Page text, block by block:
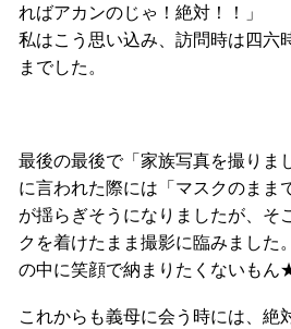
ればアカンのじゃ！絶対！！」
私はこう思い込み、訪問時は四六
までした。
最後の最後で「家族写真を撮りま
に言われた際には「マスクのまま
が揺らぎそうになりましたが、そ
クを着けたまま撮影に臨みました
の中に笑顔で納まりたくないもん
これからも義母に会う時には、絶